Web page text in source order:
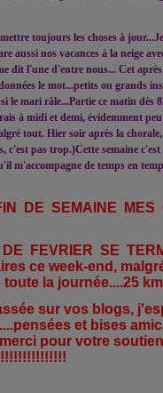
toujours les choses à
aussi nos vacances à la neige
dit l'une d'entre nous... Cet
le mot...petits ou grands
le mari râle...Partie ce matin dès
à midi et demi, évidemment
tout. Hier soir après la
c'est pas trop.)Cette semaine
m'accompagne de temps en
DE SEMAINE
FEVRIER SE
ce week-end,
la journée....25
sur vos blogs,
et bises
pour votre